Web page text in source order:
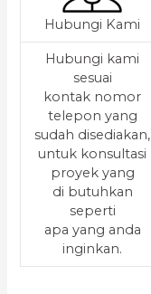
Hubungi Kami
Hubungi kami
sesuai
kontak nomor
telepon yang
sudah disediakan,
untuk konsultasi
proyek yang
di butuhkan
seperti
apa yang anda
inginkan.